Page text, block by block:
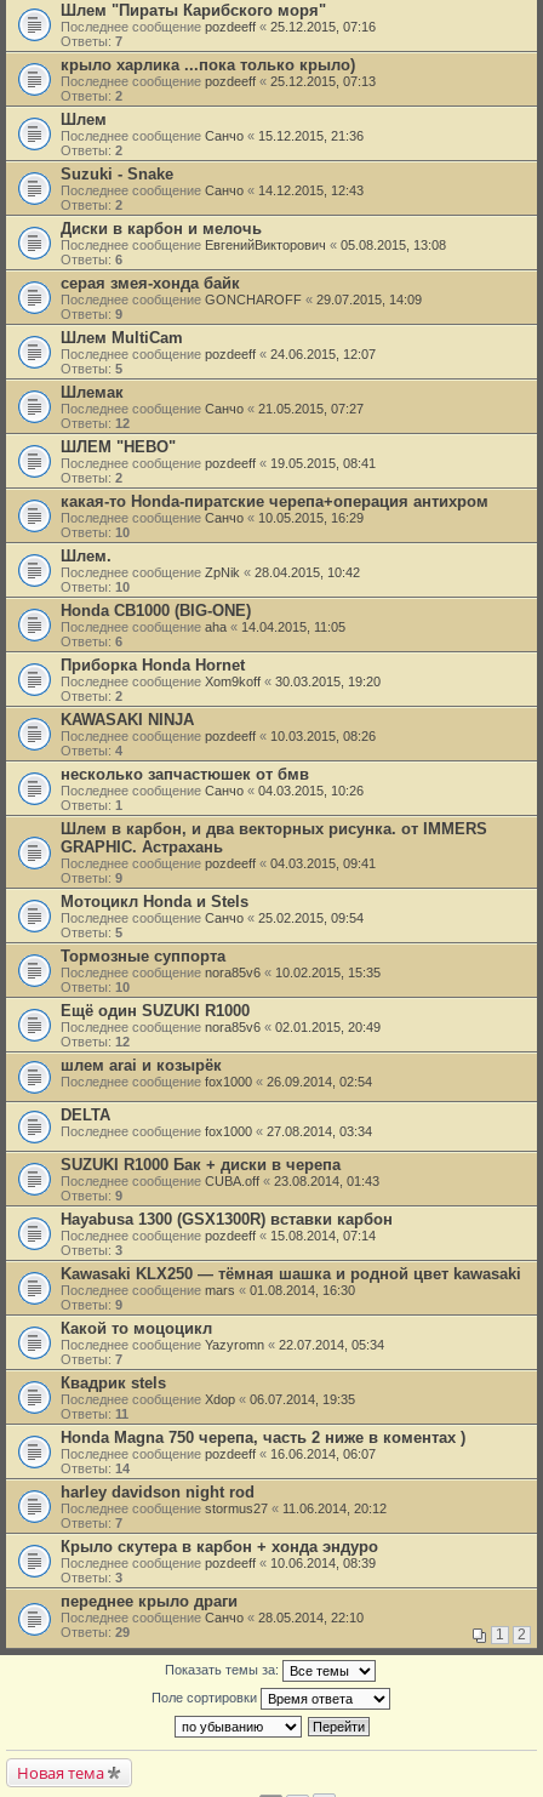
Шлем "Пираты Карибского моря"
Последнее сообщение pozdeeff « 25.12.2015, 07:16
Ответы: 7
крыло харлика ...пока только крыло)
Последнее сообщение pozdeeff « 25.12.2015, 07:13
Ответы: 2
Шлем
Последнее сообщение Санчо « 15.12.2015, 21:36
Ответы: 2
Suzuki - Snake
Последнее сообщение Санчо « 14.12.2015, 12:43
Ответы: 2
Диски в карбон и мелочь
Последнее сообщение ЕвгенийВикторович « 05.08.2015, 13:08
Ответы: 6
серая змея-хонда байк
Последнее сообщение GONCHAROFF « 29.07.2015, 14:09
Ответы: 9
Шлем MultiCam
Последнее сообщение pozdeeff « 24.06.2015, 12:07
Ответы: 5
Шлемак
Последнее сообщение Санчо « 21.05.2015, 07:27
Ответы: 12
ШЛЕМ "HEBO"
Последнее сообщение pozdeeff « 19.05.2015, 08:41
Ответы: 2
какая-то Honda-пиратские черепа+операция антихром
Последнее сообщение Санчо « 10.05.2015, 16:29
Ответы: 10
Шлем.
Последнее сообщение ZpNik « 28.04.2015, 10:42
Ответы: 10
Honda CB1000 (BIG-ONE)
Последнее сообщение aha « 14.04.2015, 11:05
Ответы: 6
Приборка Honda Hornet
Последнее сообщение Xom9koff « 30.03.2015, 19:20
Ответы: 2
KAWASAKI NINJA
Последнее сообщение pozdeeff « 10.03.2015, 08:26
Ответы: 4
несколько запчастюшек от бмв
Последнее сообщение Санчо « 04.03.2015, 10:26
Ответы: 1
Шлем в карбон, и два векторных рисунка. от IMMERS
GRAPHIC. Астрахань
Последнее сообщение pozdeeff « 04.03.2015, 09:41
Ответы: 9
Мотоцикл Honda и Stels
Последнее сообщение Санчо « 25.02.2015, 09:54
Ответы: 5
Тормозные суппорта
Последнее сообщение nora85v6 « 10.02.2015, 15:35
Ответы: 10
Ещё один SUZUKI R1000
Последнее сообщение nora85v6 « 02.01.2015, 20:49
Ответы: 12
шлем arai и козырёк
Последнее сообщение fox1000 « 26.09.2014, 02:54
DELTA
Последнее сообщение fox1000 « 27.08.2014, 03:34
SUZUKI R1000 Бак + диски в черепа
Последнее сообщение CUBA.off « 23.08.2014, 01:43
Ответы: 9
Hayabusa 1300 (GSX1300R) вставки карбон
Последнее сообщение pozdeeff « 15.08.2014, 07:14
Ответы: 3
Kawasaki KLX250 — тёмная шашка и родной цвет kawasaki
Последнее сообщение mars « 01.08.2014, 16:30
Ответы: 9
Какой то моцоцикл
Последнее сообщение Yazyromn « 22.07.2014, 05:34
Ответы: 7
Квадрик stels
Последнее сообщение Xdop « 06.07.2014, 19:35
Ответы: 11
Honda Magna 750 черепа, часть 2 ниже в коментах )
Последнее сообщение pozdeeff « 16.06.2014, 06:07
Ответы: 14
harley davidson night rod
Последнее сообщение stormus27 « 11.06.2014, 20:12
Ответы: 7
Крыло скутера в карбон + хонда эндуро
Последнее сообщение pozdeeff « 10.06.2014, 08:39
Ответы: 3
переднее крыло драги
Последнее сообщение Санчо « 28.05.2014, 22:10
Ответы: 29 1 2
Показать темы за:
Поле сортировки
Новая тема